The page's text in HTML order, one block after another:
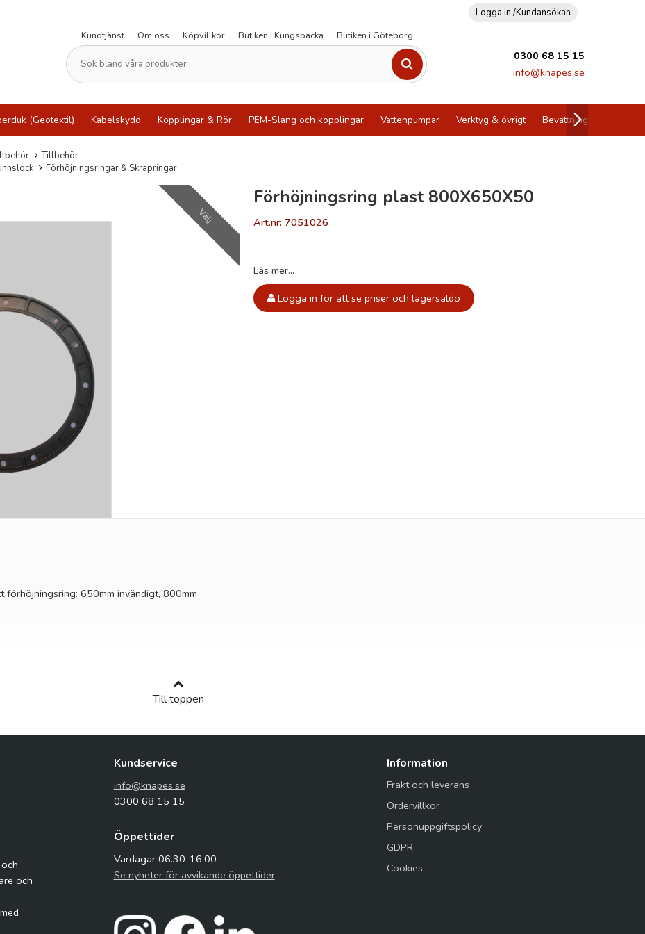
Logga in /Kundansökan
Kundtjänst
Om oss Köpvillkor Butiken i Kungsbacka Butiken i Göteborg
0300 68 15 15
info@knapes.se
(Geotextil) Kabelskydd Kopplingar & Rör PEM-Slang och kopplingar Vattenpumpar Verktyg & övrigt Bevattning
Tillbehör
Förhöjningsringar & Skrapringar
Välj
Förhöjningsring plast 800X650X50
Art.nr: 7051026
Läs mer...
Logga in för att se priser och lagersaldo
650mm invändigt, 800mm
Till toppen
och
Kundservice
info@knapes.se
0300 68 15 15
Öppettider
Vardagar 06.30-16.00
Se nyheter för avvikande öppettider
Information
Frakt och leverans
Ordervillkor
Personuppgiftspolicy
GDPR
Cookies